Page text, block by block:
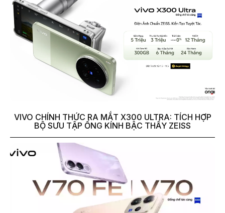
VIVO CHÍNH THỨC RA MẮT X300 ULTRA: TÍCH HỢP
BỘ SƯU TẬP ỐNG KÍNH BẬC THẦY ZEISS